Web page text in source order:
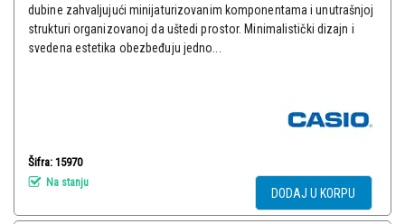
dubine zahvaljujući minijaturizovanim komponentama i unutrašnjoj
strukturi organizovanoj da uštedi prostor. Minimalistički dizajn i
svedena estetika obezbeđuju jedno...
Šifra: 15970
Na stanju
DODAJ U KORPU